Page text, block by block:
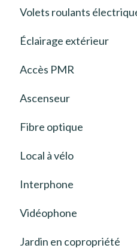
Volets roulants
Éclairage extérieur
Accès PMR
Ascenseur
Fibre optique
Local à vélo
Interphone
Vidéophone
Jardin en copropriété